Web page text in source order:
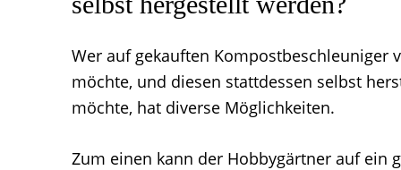
Wer auf gekauften Kompostbeschleuniger
möchte, und diesen stattdessen selbst
möchte, hat diverse Möglichkeiten.
Zum einen kann der Hobbygärtner auf ein